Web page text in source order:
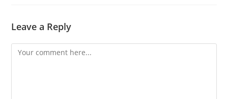
Leave a Reply
Comment